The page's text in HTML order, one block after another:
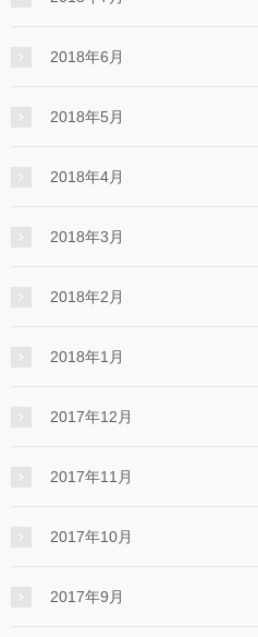
2018年6月
2018年5月
2018年4月
2018年3月
2018年2月
2018年1月
2017年12月
2017年11月
2017年10月
2017年9月